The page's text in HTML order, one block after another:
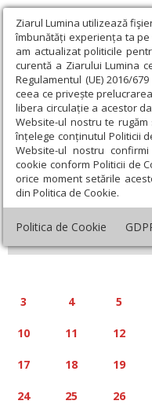
Ziarul Lumina utilizează
îmbunătăți experiența ta
am actualizat politicile
curentă a Ziarului Lumina
Regulamentul (UE) 2016/
ceea ce privește
libera circulație a acestor
Website-ul nostru te
înțelege conținutul Politicii
Website-ul nostru
cookie conform Politicii de
orice moment setările
din Politica de Cookie.
Politica de Cookie
Calendar articole
«
3 4 5
10 11 12
17 18 19
24 25 26